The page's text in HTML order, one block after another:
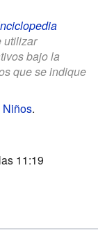
utilizar
bajo la
que se indique
Niños.
11:19